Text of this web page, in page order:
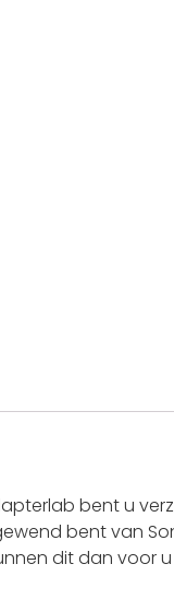
bent u
bent van
dit dan voor